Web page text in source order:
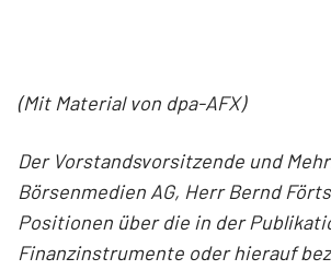
(Mit Material von dpa-AFX)
Der Vorstandsvorsitzende und
Börsenmedien AG, Herr Bernd
Positionen über die in der
Finanzinstrumente oder hierauf